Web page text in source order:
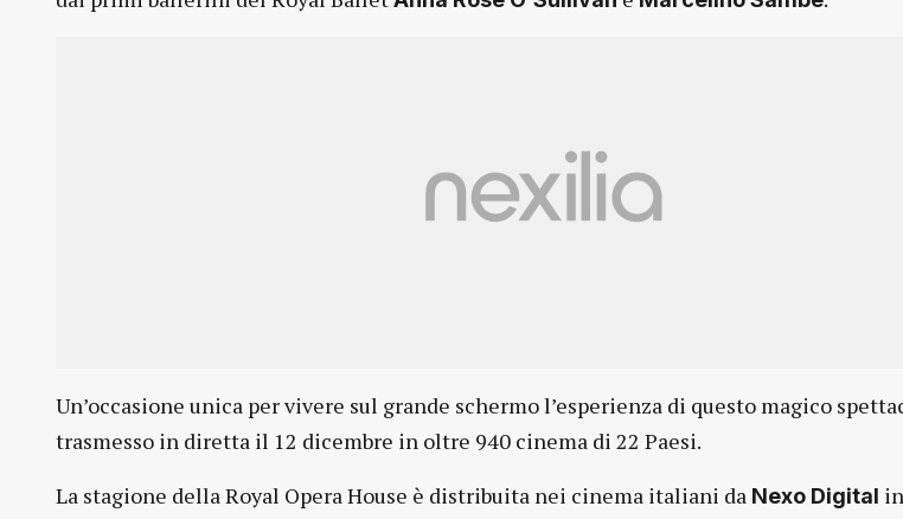
Un’occasione unica per vivere sul grande schermo l’esperienza di questo magico
trasmesso in diretta il 12 dicembre in oltre 940 cinema di 22 Paesi.
La stagione della Royal Opera House è distribuita nei cinema italiani da Nexo Digital in